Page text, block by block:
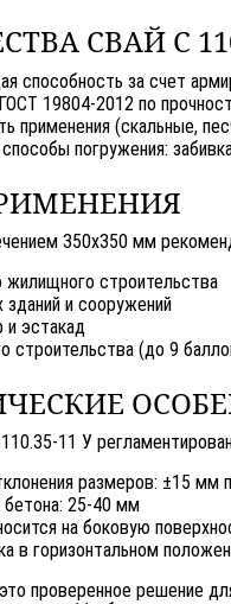
СВАЙ С
способность за счет
19804-2012 по
применения (скальные,
погружения:
350х350 мм
жилищного строительства
и сооружений
эстакад
строительства (до 9
11 У
размеров: ±15 мм
25-40 мм
на боковую
в горизонтальном
проверенное решение